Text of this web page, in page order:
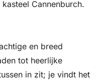
Cannenburch.
en breed
tot heerlijke
in zit; je vindt het